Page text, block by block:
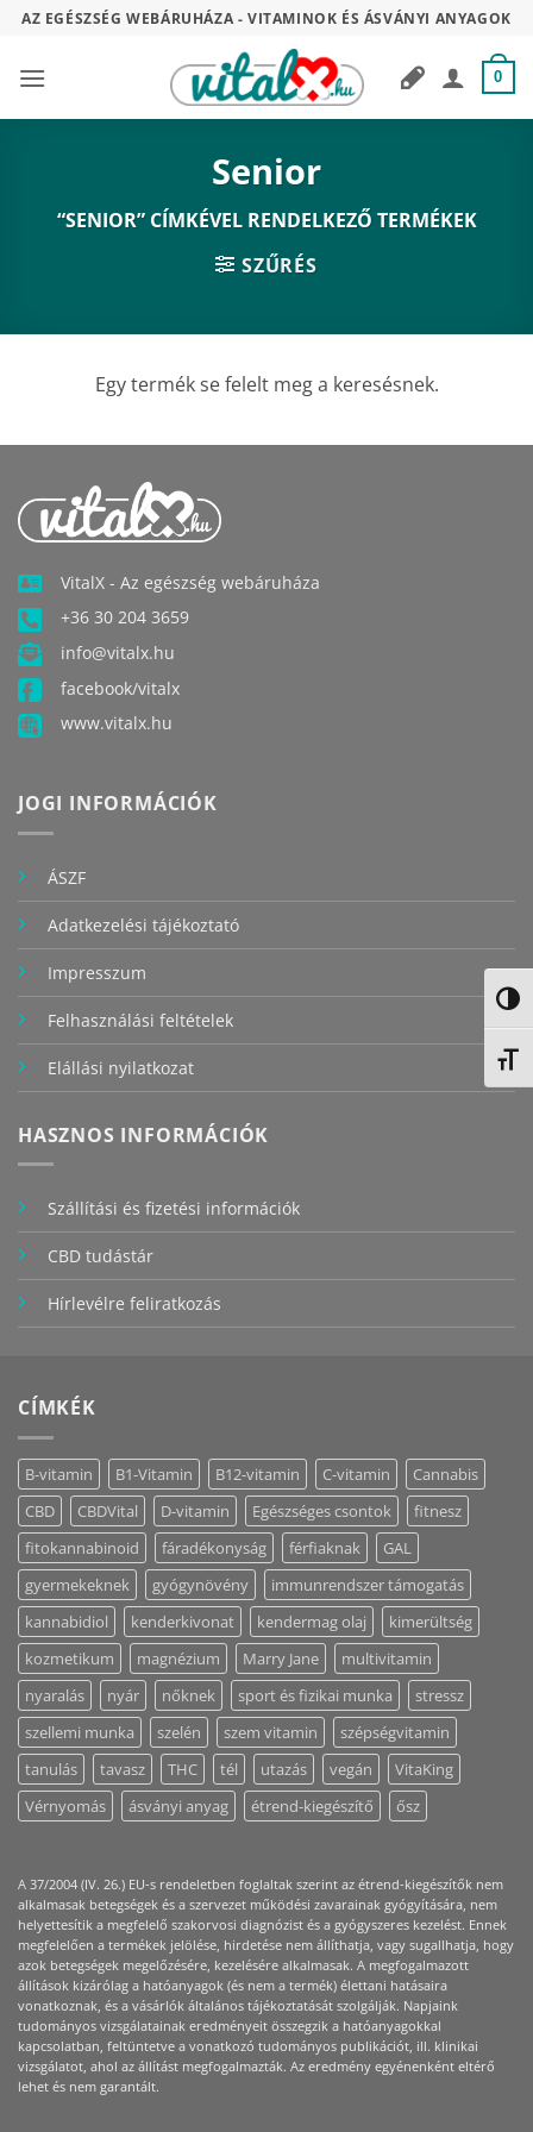
Skip
content
AZ EGÉSZSÉG WEBÁRUHÁZA - VITAMINOK ÉS ÁSVÁNYI ANYAGOK
0
Senior
“SENIOR” CÍMKÉVEL RENDELKEZŐ TERMÉKEK
SZŰRÉS
Egy termék se felelt meg a keresésnek.
VitalX - Az egészség webáruháza
+36 30 204 3659
info@vitalx.hu
facebook/vitalx
www.vitalx.hu
JOGI INFORMÁCIÓK
ÁSZF
Adatkezelési tájékoztató
Impresszum
Felhasználási feltételek
Elállási nyilatkozat
HASZNOS INFORMÁCIÓK
Szállítási és fizetési információk
CBD tudástár
Hírlevélre feliratkozás
CÍMKÉK
B-vitamin B1-Vitamin B12-vitamin C-vitamin
Cannabis
CBD
CBDVital D-vitamin Egészséges csontok
fitnesz
fitokannabinoid
fáradékonyság férfiaknak
GAL
gyermekeknek
gyógynövény
immunrendszer támogatás
kannabidiol
kenderkivonat kendermag olaj
kimerültség
kozmetikum
magnézium Marry Jane
multivitamin
nyaralás
nyár nőknek sport és fizikai munka
stressz
szellemi munka
szelén szem vitamin
szépségvitamin
tanulás
tavasz THC tél utazás vegán
VitaKing
Vérnyomás
ásványi anyag étrend-kiegészítő ősz
A 37/2004 (IV. 26.) EU-s rendeletben foglaltak szerint az étrend-kiegészítők nem
alkalmasak betegségek és a szervezet működési zavarainak gyógyítására, nem
helyettesítik a megfelelő szakorvosi diagnózist és a gyógyszeres kezelést. Ennek
megfelelően a termékek jelölése, hirdetése nem állíthatja, vagy sugallhatja, hogy
azok betegségek megelőzésére, kezelésére alkalmasak. A megfogalmazott
állítások kizárólag a hatóanyagok (és nem a termék) élettani hatásaira
vonatkoznak, és a vásárlók általános tájékoztatását szolgálják. Napjaink
tudományos vizsgálatainak eredményeit összegzik a hatóanyagokkal
kapcsolatban, feltüntetve a vonatkozó tudományos publikációt, ill. klinikai
vizsgálatot, ahol az állítást megfogalmazták. Az eredmény egyénenként eltérő
lehet és nem garantált.